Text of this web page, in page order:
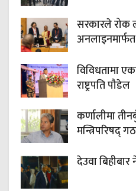
सरकारले रोक
विविधतामा
राष्ट्रपति पौडेल
कर्णालीमा
मन्त्रिपरिषद्
देउवा